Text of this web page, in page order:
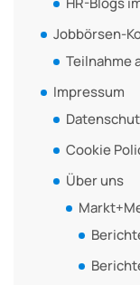
Jobbörsen-
Teilnahme
Impressum
Cookie
Über uns